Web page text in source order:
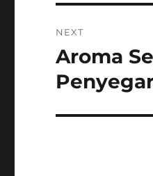
NEXT
Next
post:
Aroma